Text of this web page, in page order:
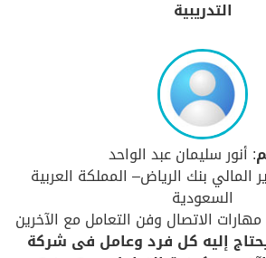
التدريبية
: أنور سليمان عبد الواحد
المالي بنك الرياض– المملكة العربية
السعودية
مهارات الاتصال وفن التعامل مع الآخرين
يحتاج إليه كل فرد وعامل فى شركة